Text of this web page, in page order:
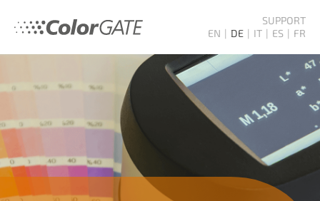
SUPPORT
EN
DE IT ES FR